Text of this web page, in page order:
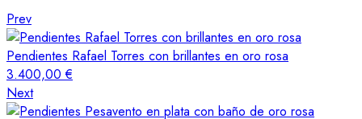
Prev
Pendientes Rafael Torres con brillantes en oro rosa
3.400,00€
Next